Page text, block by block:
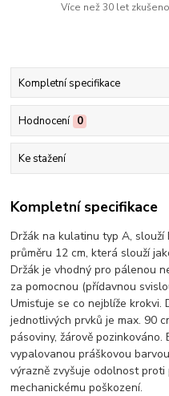
Více než 30 let
Kompletní specifikace
Hodnocení 0
Ke stažení
Kompletní specifikace
Držák na kulatinu typ A,
průměru 12 cm, která slouží
Držák je vhodný pro pálenou
za pomocnou (přídavnou
Umisťuje se co nejblíže
jednotlivých prvků je max. 90
pásoviny, žárově
vypalovanou práškovou
výrazně zvyšuje odolnost
mechanickému poškození.